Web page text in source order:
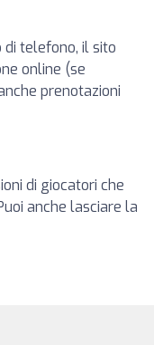
telefono, il sito
online (se
prenotazioni
di giocatori che
anche lasciare la